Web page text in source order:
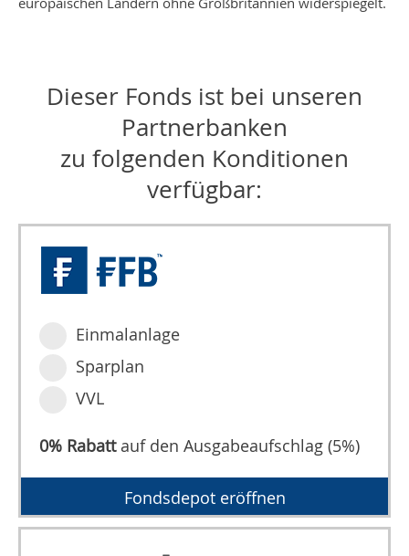
Dieser Fonds ist bei unseren
Partnerbanken
zu folgenden Konditionen
verfügbar:
Einmalanlage
Sparplan
VVL
0% Rabattauf den Ausgabeaufschlag (5%)
Fondsdepot eröffnen